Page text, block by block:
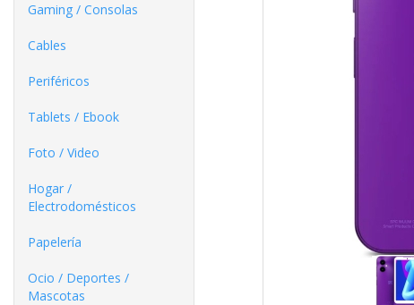
Gaming / Consolas
Cables
Periféricos
Tablets / Ebook
Foto / Video
Hogar /
Electrodomésticos
Papelería
Ocio / Deportes /
Mascotas